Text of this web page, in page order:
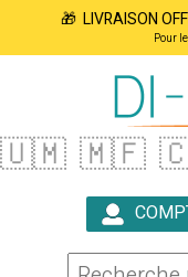
🎁 LIVRAISON
Pour
🇺🇲 🇲🇫